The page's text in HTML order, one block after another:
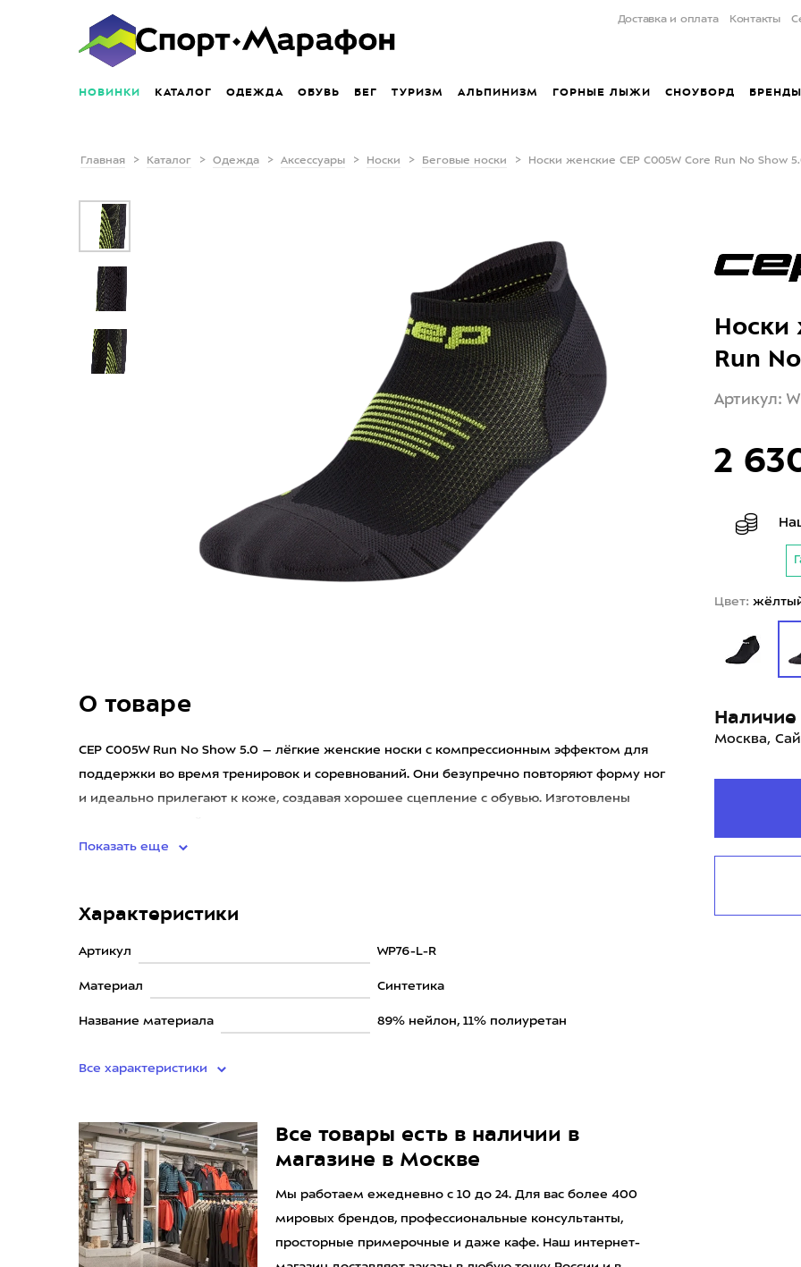
Доставка и оплата Контакты
НОВИНКИ КАТАЛОГ ОДЕЖДА ОБУВЬ БЕГ ТУРИЗМ АЛЬПИНИЗМ ГОРНЫЕ ЛЫЖИ СНОУБОРД БРЕНДЫ
Главная Каталог Одежда Аксессуары Носки Беговые носки Носки женские CEP C005W Core Run No Show
О товаре
CEP C005W Run No Show 5.0 – лёгкие женские носки с компрессионным эффектом для
поддержки во время тренировок и соревнований. Они безупречно повторяют форму ног
и идеально прилегают к коже, создавая хорошее сцепление с обувью. Изготовлены
Показать еще
Характеристики
Артикул WP76-L-R
Материал Синтетика
Название материала 89% нейлон, 11% полиуретан
Все характеристики
Все товары есть в наличии в
магазине в Москве
Мы работаем ежедневно с 10 до 24. Для вас более 400
мировых брендов, профессиональные консультанты,
просторные примерочные и даже кафе. Наш интернет-
Носки
Run
Артикул:
2
Цвет:
Наличие
Москва,